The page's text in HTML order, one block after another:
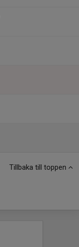
Tillbaka till toppen